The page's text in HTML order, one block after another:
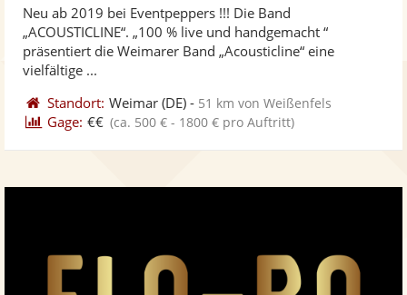
Neu ab 2019 bei Eventpeppers !!! Die Band
„ACOUSTICLINE“. „100 % live und handgemacht “
präsentiert die Weimarer Band „Acousticline“ eine
vielfältige ...
Standort: Weimar (DE) - 51 km von Weißenfels
Gage: €€ (ca. 500 € - 1800 € pro Auftritt)